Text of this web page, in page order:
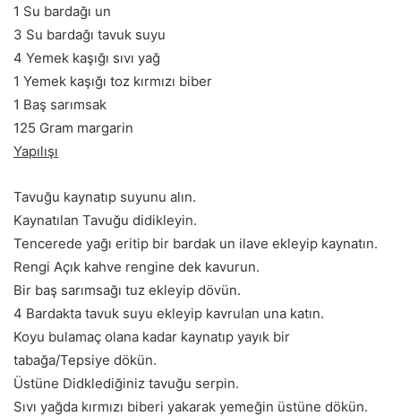
1 Su bardağı un
3 Su bardağı tavuk suyu
4 Yemek kaşığı sıvı yağ
1 Yemek kaşığı toz kırmızı biber
1 Baş sarımsak
125 Gram margarin
Yapılışı
Tavuğu kaynatıp suyunu alın.
Kaynatılan Tavuğu didikleyin.
Tencerede yağı eritip bir bardak un ilave ekleyip kaynatın.
Rengi Açık kahve rengine dek kavurun.
Bir baş sarımsağı tuz ekleyip dövün.
4 Bardakta tavuk suyu ekleyip kavrulan una katın.
Koyu bulamaç olana kadar kaynatıp yayık bir
tabağa/Tepsiye dökün.
Üstüne Didklediğiniz tavuğu serpin.
Sıvı yağda kırmızı biberi yakarak yemeğin üstüne dökün.